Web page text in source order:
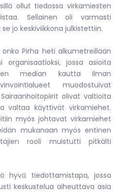
ollut tiedossa virkamiesten
Sellainen oli varmasti
jo keskiviikkona julkistettiin.
Pirha heti alkumetreillään
organisaatioksi, jossa asioita
median kautta ilman
muodostuivat
olivat valtioita
valtaa käyttivät virkamiehet.
myös johtavat virkamiehet
mukanaan myös entinen
rooli muistutti pitkälti
hyvä tiedottamistapa, jossa
keskustelua aiheuttava asia